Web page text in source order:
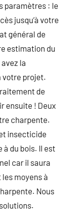
paramètres : le
jusqu’à votre
général de
estimation du
la
votre projet.
de
ensuite ! Deux
charpente.
insecticide
à du bois. Il est
car il saura
moyens à
Nous